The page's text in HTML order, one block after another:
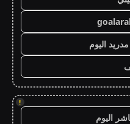
اليوم
!
اليوم